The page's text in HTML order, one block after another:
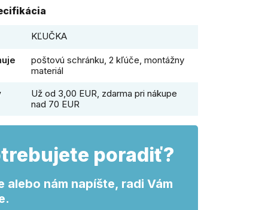
KĽUČKA
poštovú schránku, 2 kľúče, montážny
materiál
Už od 3,00 EUR, zdarma pri nákupe
nad 70 EUR
poradiť?
alebo nám napíšte, radi Vám